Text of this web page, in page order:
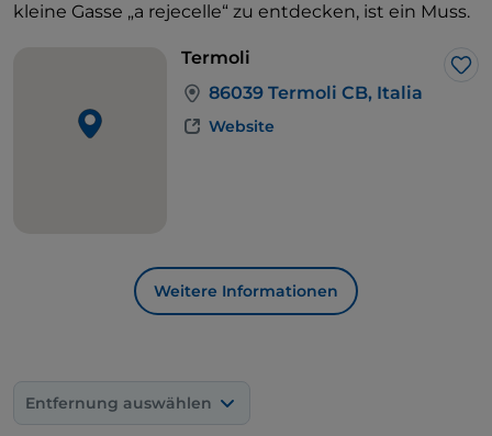
kleine Gasse „a rejecelle“ zu entdecken, ist ein Muss.
Termoli
86039 Termoli CB, Italia
Website
Weitere Informationen
Entfernung auswählen